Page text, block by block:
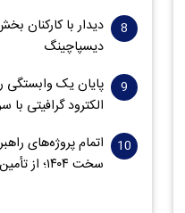
دیدار با کارکنان
دیسپاچینگ
پایان یک وابستگی
الکترود گرافیتی با
اتمام پروژه‌های
سخت ۱۴۰۴؛ از تأمین پایدار آب تا خودتأمینی انرژی